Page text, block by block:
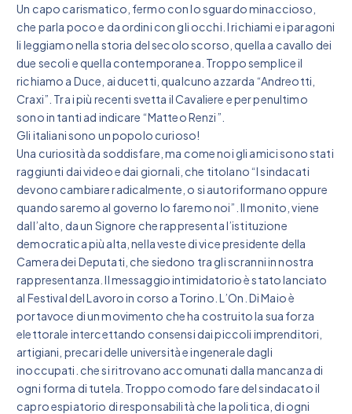
Un capo carismatico, fermo con lo sguardo minaccioso,
che parla poco e da ordini con gli occhi. I richiami e i paragoni
li leggiamo nella storia del secolo scorso, quella a cavallo dei
due secoli e quella contemporanea. Troppo semplice il
richiamo a Duce, ai ducetti, qualcuno azzarda “Andreotti,
Craxi”. Tra i più recenti svetta il Cavaliere e per penultimo
sono in tanti ad indicare “Matteo Renzi”.
Gli italiani sono un popolo curioso!
Una curiosità da soddisfare, ma come noi gli amici sono stati
raggiunti dai video e dai giornali, che titolano “I sindacati
devono cambiare radicalmente, o si autoriformano oppure
quando saremo al governo lo faremo noi”. Il monito, viene
dall’alto, da un Signore che rappresenta l’istituzione
democratica più alta, nella veste di vice presidente della
Camera dei Deputati, che siedono tra gli scranni in nostra
rappresentanza. Il messaggio intimidatorio è stato lanciato
al Festival del Lavoro in corso a Torino. L’On. Di Maio è
portavoce di un movimento che ha costruito la sua forza
elettorale intercettando consensi dai piccoli imprenditori,
artigiani, precari delle università e ingenerale dagli
inoccupati. che si ritrovano accomunati dalla mancanza di
ogni forma di tutela. Troppo comodo fare del sindacato il
capro espiatorio di responsabilità che la politica, di ogni